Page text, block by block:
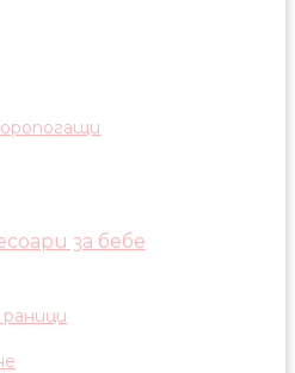
за бебе
раници